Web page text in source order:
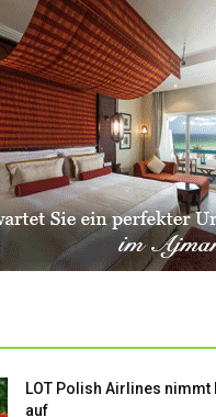
LOT Polish Airlines nimmt
auf